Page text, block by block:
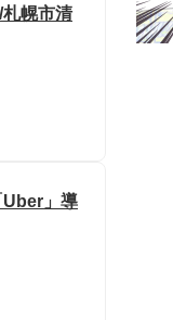
幌市清
Uber」導